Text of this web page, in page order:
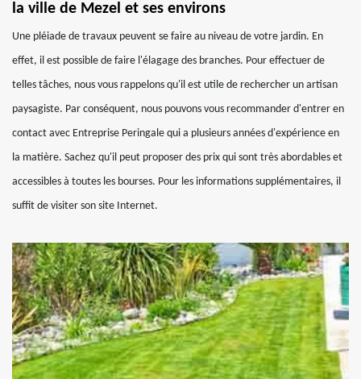
la ville de Mezel et ses environs
Une pléiade de travaux peuvent se faire au niveau de votre jardin. En
effet, il est possible de faire l'élagage des branches. Pour effectuer de
telles tâches, nous vous rappelons qu'il est utile de rechercher un artisan
paysagiste. Par conséquent, nous pouvons vous recommander d'entrer en
contact avec Entreprise Peringale qui a plusieurs années d'expérience en
la matière. Sachez qu'il peut proposer des prix qui sont très abordables et
accessibles à toutes les bourses. Pour les informations supplémentaires, il
suffit de visiter son site Internet.